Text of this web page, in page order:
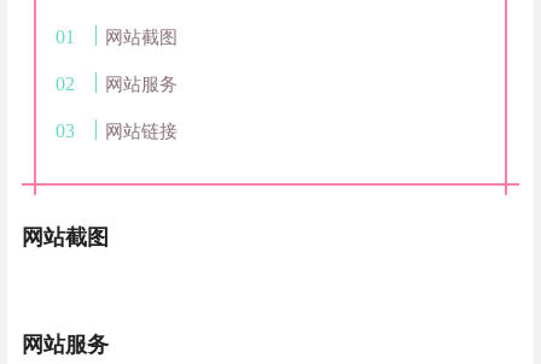
网站截图
网站服务
网站链接
网站截图
网站服务